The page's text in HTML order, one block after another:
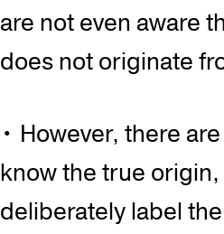
are not even aware
does not originate
• However, there
know the true
deliberately label